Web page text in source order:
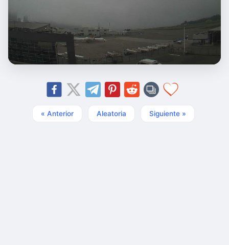
« Anterior Aleatoria Siguiente »